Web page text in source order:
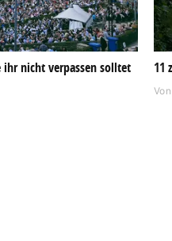
nicht verpassen solltet 11